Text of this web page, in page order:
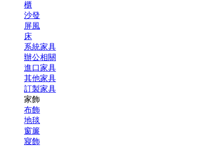
櫃
沙發
屏風
床
系統家具
辦公相關
進口家具
其他家具
訂製家具
家飾
布飾
地毯
窗簾
寢飾